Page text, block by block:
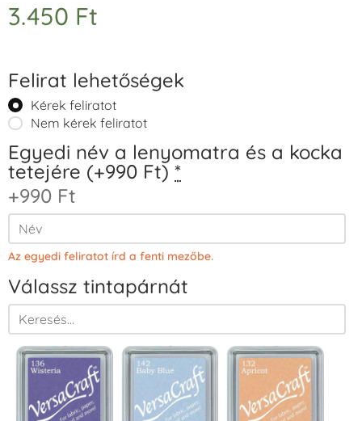
3.450 Ft
Felirat lehetőségek
Kérek feliratot
Nem kérek feliratot
Egyedi név a lenyomatra és a kocka
tetejére (+990 Ft) *
+990 Ft
Az egyedi feliratot írd a fenti mezőbe.
Válassz tintapárnát